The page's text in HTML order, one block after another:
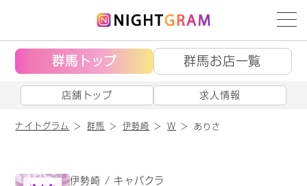
群馬トップ 群馬お店一覧
店舗トップ 求人情報
ナイトグラム 群馬 伊勢崎 W ありさ
伊勢崎 / キャバクラ